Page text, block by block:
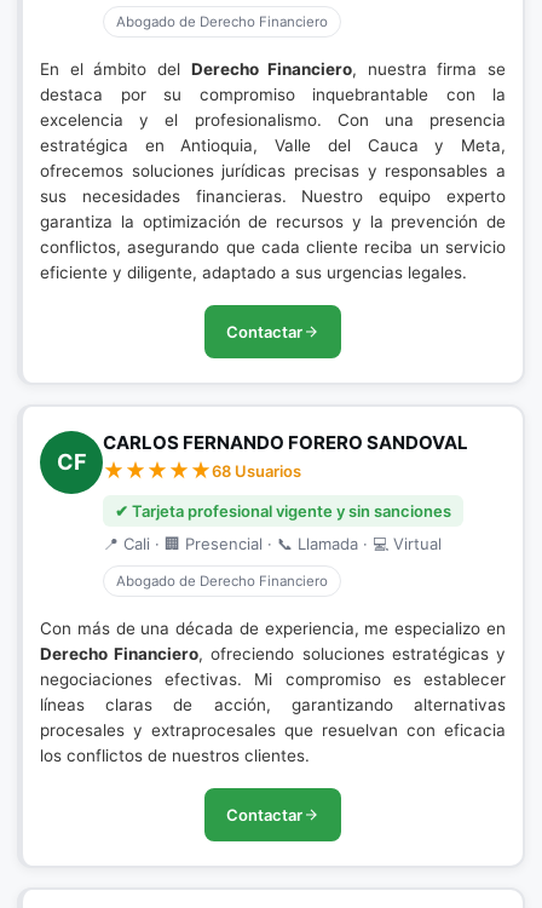
Abogado de Derecho Financiero
En el ámbito del Derecho Financiero, nuestra firma se
destaca por su compromiso inquebrantable con la
excelencia y el profesionalismo. Con una presencia
estratégica en Antioquia, Valle del Cauca y Meta,
ofrecemos soluciones jurídicas precisas y responsables a
sus necesidades financieras. Nuestro equipo experto
garantiza la optimización de recursos y la prevención de
conflictos, asegurando que cada cliente reciba un servicio
eficiente y diligente, adaptado a sus urgencias legales.
Contactar
CF
CARLOS FERNANDO FORERO SANDOVAL
68 Usuarios
✔ Tarjeta profesional vigente y sin sanciones
📍 Cali · 🏢 Presencial · 📞 Llamada · 💻 Virtual
Abogado de Derecho Financiero
Con más de una década de experiencia, me especializo en
Derecho Financiero, ofreciendo soluciones estratégicas y
negociaciones efectivas. Mi compromiso es establecer
líneas claras de acción, garantizando alternativas
procesales y extraprocesales que resuelvan con eficacia
los conflictos de nuestros clientes.
Contactar